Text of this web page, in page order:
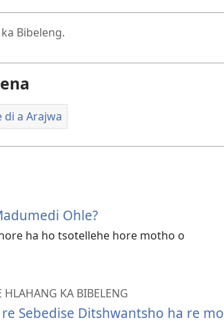
Bibeleng.
di a Arajwa
Ohle?
ha ho tsotellehe hore motho o
KA BIBELENG
Sebedise Ditshwantsho ha re mo